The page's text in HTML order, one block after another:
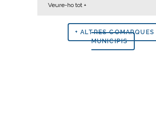
Veure-ho tot +
+ ALTRES COMARQUES I
MUNICIPIS